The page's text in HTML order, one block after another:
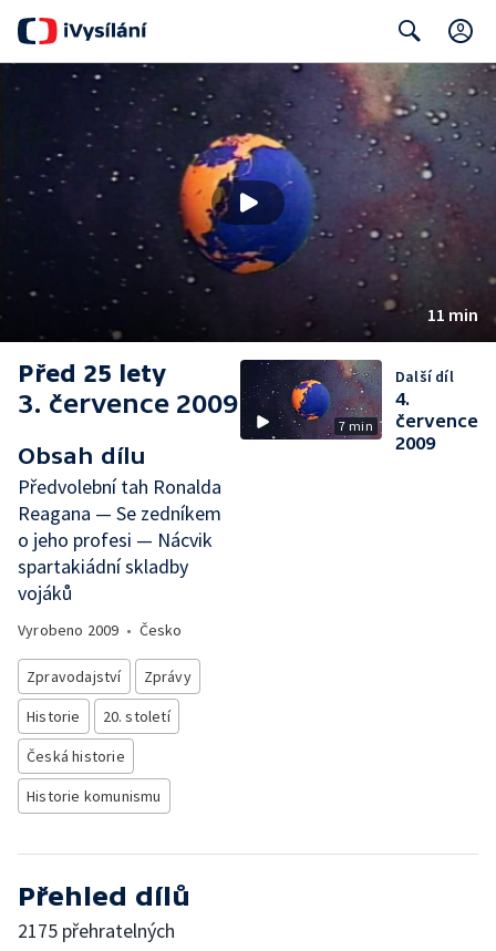
Search
11 min
Před 25 lety
3. července 2009
Obsah dílu
Předvolební tah Ronalda
Reagana — Se zedníkem
o jeho profesi — Nácvik
spartakiádní skladby
vojáků
Vyrobeno 2009 • Česko
Zpravodajství
Zprávy
Historie
20. století
Česká historie
Historie komunismu
7 min
Další díl
4.
července
2009
Přehled dílů
2175 přehratelných